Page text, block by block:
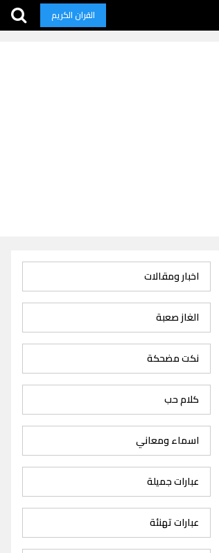
القران الكريم
اخبار ومقالات
الغاز صعبة
نكت مضحكة
كلام حب
اسماء ومعاني
عبارات جميلة
عبارات تهنئة